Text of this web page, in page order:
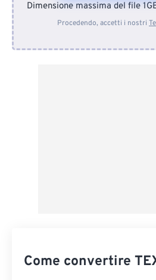
Dal
Dimensione massima del file
Procedendo, accetti i nostri
Come convertire